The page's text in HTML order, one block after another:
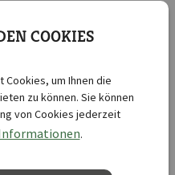
bis Oktober. In naturnahe
COOKIES
um Ihnen die
zu können. Sie können
von Cookies jederzeit
.